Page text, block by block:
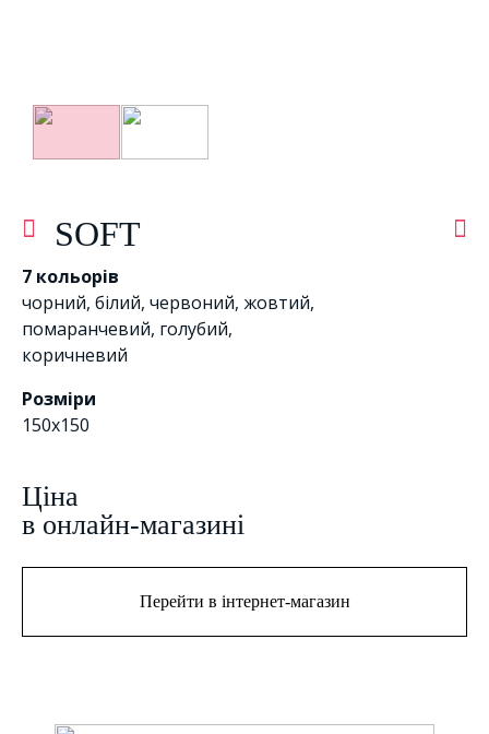
SOFT
7 кольорів
чорний, білий, червоний, жовтий,
помаранчевий, голубий,
коричневий
Розміри
150x150
Цiна
в онлайн-магазині
Перейти в інтернет-магазин